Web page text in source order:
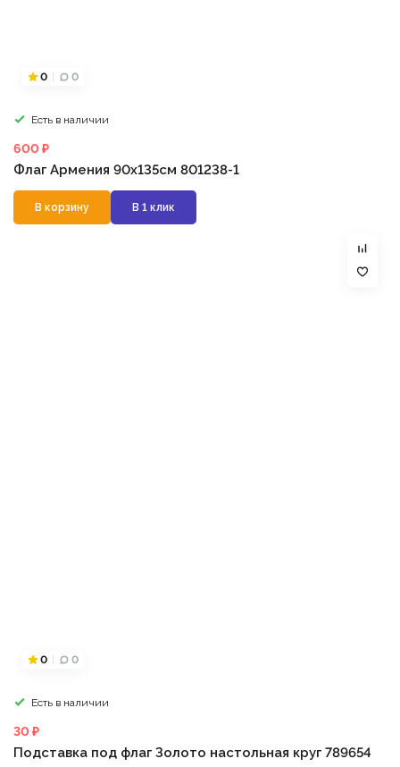
0 0
Есть в наличии
600 ₽
Флаг Армения 90х135см 801238-1
В корзину В 1 клик
0 0
Есть в наличии
30 ₽
Подставка под флаг Золото настольная круг 789654